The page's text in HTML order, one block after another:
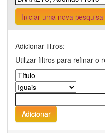
Iniciar uma nova pesquisa
Adicionar filtros:
Utilizar filtros para refinar o